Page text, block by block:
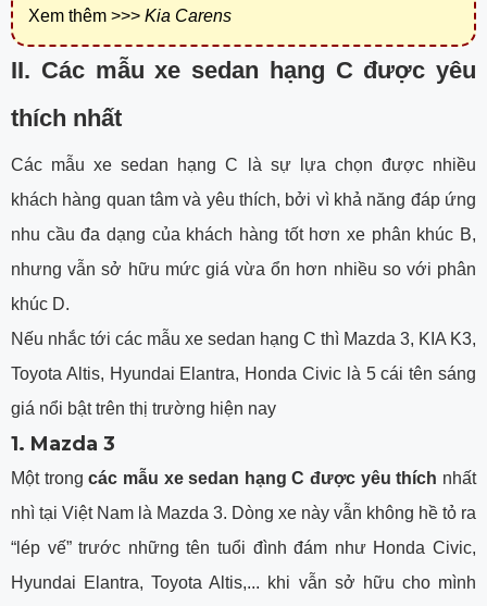
Xem thêm >>> Kia Carens
II. Các mẫu xe sedan hạng C được yêu
thích nhất
Các mẫu xe sedan hạng C là sự lựa chọn được nhiều
khách hàng quan tâm và yêu thích, bởi vì khả năng đáp ứng
nhu cầu đa dạng của khách hàng tốt hơn xe phân khúc B,
nhưng vẫn sở hữu mức giá vừa ổn hơn nhiều so với phân
khúc D.
Nếu nhắc tới các mẫu xe sedan hạng C thì Mazda 3, KIA K3,
Toyota Altis, Hyundai Elantra, Honda Civic là 5 cái tên sáng
giá nổi bật trên thị trường hiện nay
1. Mazda 3
Một trongcác mẫu xe sedan hạng C được yêu thích nhất
nhì tại Việt Nam là Mazda 3. Dòng xe này vẫn không hề tỏ ra
“lép vế” trước những tên tuổi đình đám như Honda Civic,
Hyundai Elantra, Toyota Altis,... khi vẫn sở hữu cho mình